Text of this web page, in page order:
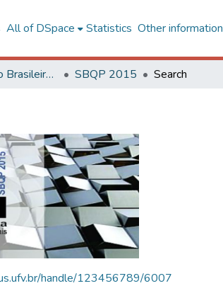
All of DSpace Statistics Other information
SBQP - Simpósio Brasileiro de Qualidade do Projeto no Ambiente Construído SBQP 2015 Search
handle/123456789/6007